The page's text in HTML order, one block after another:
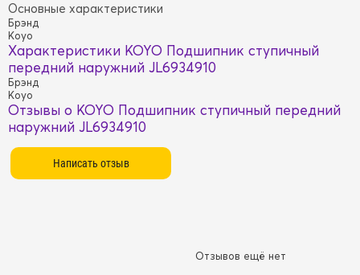
Основные характеристики
Брэнд
Koyo
Характеристики KOYO Подшипник ступичный
передний наружний JL6934910
Брэнд
Koyo
Отзывы о KOYO Подшипник ступичный передний
наружний JL6934910
Отзывов ещё нет